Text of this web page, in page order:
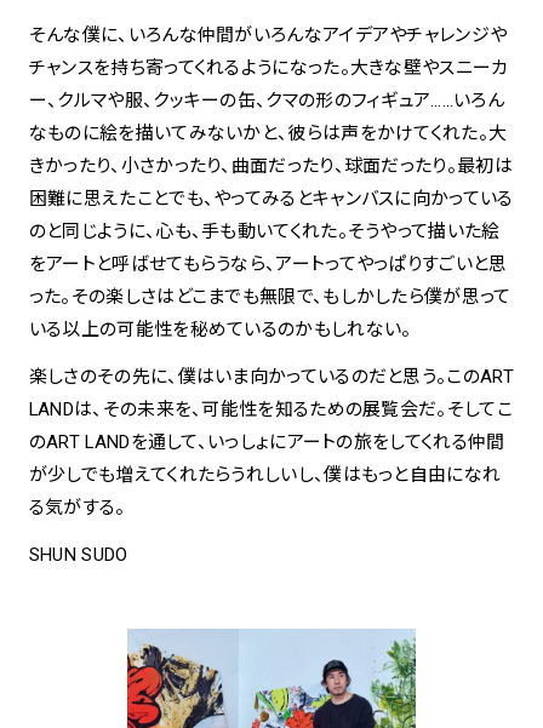
そんな僕に、いろんな仲間がいろんなアイデアやチャレンジや
チャンスを持ち寄ってくれるようになった。大きな壁やスニーカ
ー、クルマや服、クッキーの缶、クマの形のフィギュア……いろん
なものに絵を描いてみないかと、彼らは声をかけてくれた。大
きかったり、小さかったり、曲面だったり、球面だったり。最初は
困難に思えたことでも、やってみるとキャンバスに向かっている
のと同じように、心も、手も動いてくれた。そうやって描いた絵
をアートと呼ばせてもらうなら、アートってやっぱりすごいと思
った。その楽しさはどこまでも無限で、もしかしたら僕が思って
いる以上の可能性を秘めているのかもしれない。
楽しさのその先に、僕はいま向かっているのだと思う。このART
LANDは、その未来を、可能性を知るための展覧会だ。そしてこ
のART LANDを通して、いっしょにアートの旅をしてくれる仲間
が少しでも増えてくれたらうれしいし、僕はもっと自由になれ
る気がする。
SHUN SUDO